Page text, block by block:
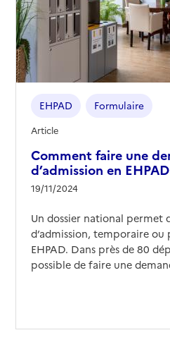
Comment faire une
d’admission en
19/11/2024
EHPAD Formulaire
Article
Un dossier national permet
d’admission, temporaire ou
EHPAD. Dans près de 80
possible de faire une